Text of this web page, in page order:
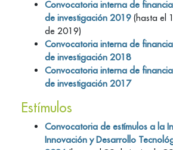
Convocatoria interna de
de investigación 2019(hasta el
de 2019)
Convocatoria interna de
de investigación 2018
Convocatoria interna de
de investigación 2017
Estímulos
Convocatoria de estímulos a la
Innovación y Desarrollo